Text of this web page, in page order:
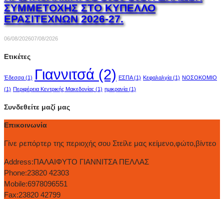
ΣΥΜΜΕΤΟΧΗΣ ΣΤΟ ΚΥΠΕΛΛΟ
ΕΡΑΣΙΤΕΧΝΩΝ 2026-27.
06/08/202607/08/2026
Ετικέτες
Έδεσσα (1) Γιαννιτσά (2) ΕΣΠΑ(1) Κεφαλαλγία (1) ΝΟΣΟΚΟΜΙΟ
(1) Περιφέρεια Κεντρικής Μακεδονίας (1) ημικρανία (1)
Συνδεθείτε μαζί μας
Επικοινωνία
Γίνε ρεπόρτερ της περιοχής σου Στείλε μας κείμενο,φώτο,βίντεο
Address:ΠΑΛΑΙΦΥΤΟ ΓΙΑΝΝΙΤΣΑ ΠΕΛΛΑΣ
Phone:23820 42303
Mobile:6978096551
Fax:23820 42799